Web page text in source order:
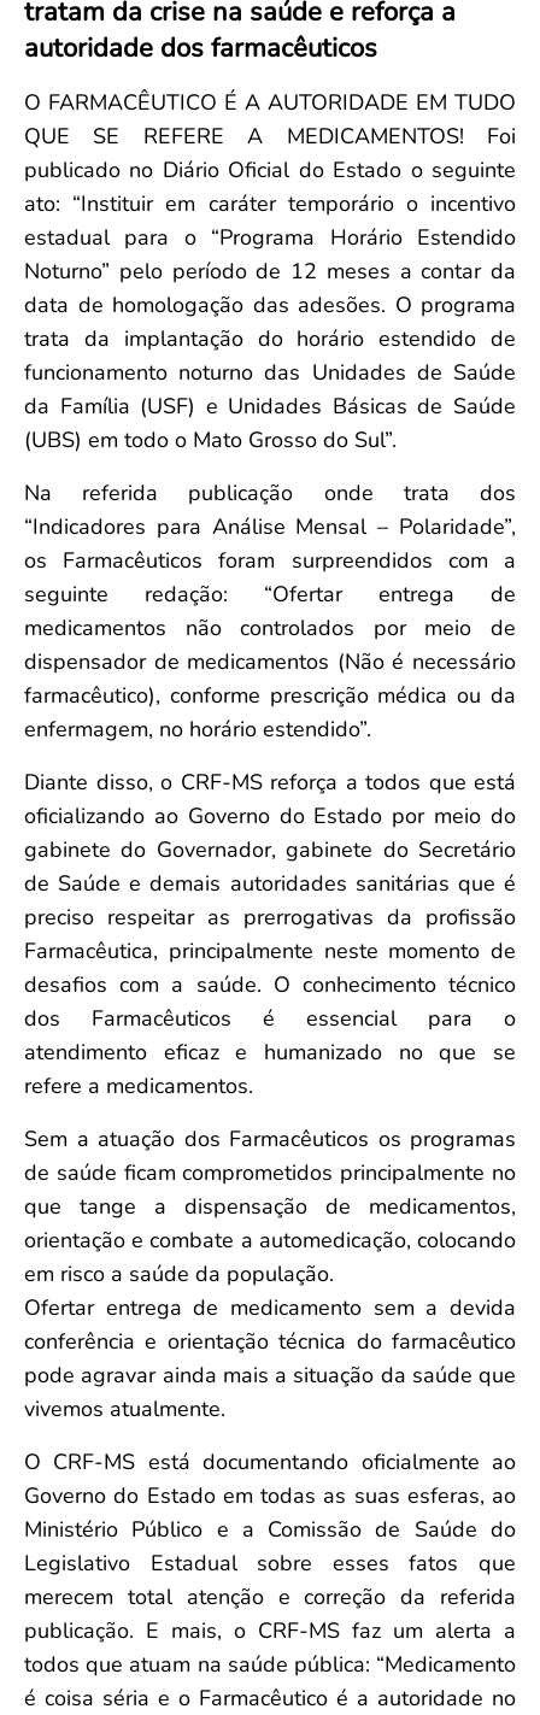
Convenção Coletiva 2025/2026 – Piso salarial Farmácias e Drogaria
Consulta de Farmacêuticos e Estabelecimentos Inscritos no CRF/MS
Saúde Pública e Indígena
Calendário Eleitoral
Candidatos
Votação
Dúvidas Frequentes
Eleições Anteriores
tratam da crise na saúde e reforça a
autoridade dos farmacêuticos
O FARMACÊUTICO É A AUTORIDADE EM TUDO
QUE SE REFERE A MEDICAMENTOS! Foi
publicado no Diário Oficial do Estado o seguinte
ato: “Instituir em caráter temporário o incentivo
estadual para o “Programa Horário Estendido
Noturno” pelo período de 12 meses a contar da
data de homologação das adesões. O programa
trata da implantação do horário estendido de
funcionamento noturno das Unidades de Saúde
da Família (USF) e Unidades Básicas de Saúde
(UBS) em todo o Mato Grosso do Sul”.
Na referida publicação onde trata dos
“Indicadores para Análise Mensal – Polaridade”,
os Farmacêuticos foram surpreendidos com a
seguinte redação: “Ofertar entrega de
medicamentos não controlados por meio de
dispensador de medicamentos (Não é necessário
farmacêutico), conforme prescrição médica ou da
enfermagem, no horário estendido”.
Diante disso, o CRF-MS reforça a todos que está
oficializando ao Governo do Estado por meio do
gabinete do Governador, gabinete do Secretário
de Saúde e demais autoridades sanitárias que é
preciso respeitar as prerrogativas da profissão
Farmacêutica, principalmente neste momento de
desafios com a saúde. O conhecimento técnico
dos Farmacêuticos é essencial para o
atendimento eficaz e humanizado no que se
refere a medicamentos.
Sem a atuação dos Farmacêuticos os programas
de saúde ficam comprometidos principalmente no
que tange a dispensação de medicamentos,
orientação e combate a automedicação, colocando
em risco a saúde da população.
Ofertar entrega de medicamento sem a devida
conferência e orientação técnica do farmacêutico
pode agravar ainda mais a situação da saúde que
vivemos atualmente.
O CRF-MS está documentando oficialmente ao
Governo do Estado em todas as suas esferas, ao
Ministério Público e a Comissão de Saúde do
Legislativo Estadual sobre esses fatos que
merecem total atenção e correção da referida
publicação. E mais, o CRF-MS faz um alerta a
todos que atuam na saúde pública: “Medicamento
é coisa séria e o Farmacêutico é a autoridade no